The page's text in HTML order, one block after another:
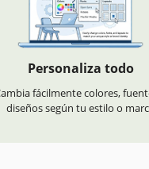
Personaliza todo
fácilmente colores,
diseños según tu estilo o